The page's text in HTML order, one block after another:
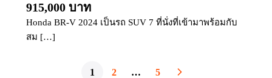
915,000 บาท
Honda BR-V 2024 เป็นรถ SUV 7 ที่นั่งที่เข้ามาพร้อมกับ
สม […]
1 2 … 5